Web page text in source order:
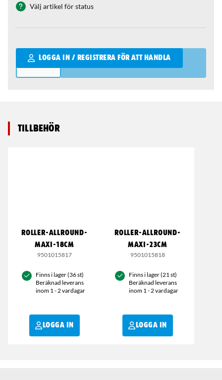
Välj artikel för status
LOGGA IN / REGISTRERA FÖR ATT HANDLA
Qantity
Tillbehör
ROLLER-ALLROUND-
MAXI-18CM
9501015817
Finns i lager (36 st)
Beräknad leverans
inom 1 - 2 vardagar
LOGGA IN
ROLLER-ALLROUND-
MAXI-23CM
9501015818
Finns i lager (21 st)
Beräknad leverans
inom 1 - 2 vardagar
LOGGA IN